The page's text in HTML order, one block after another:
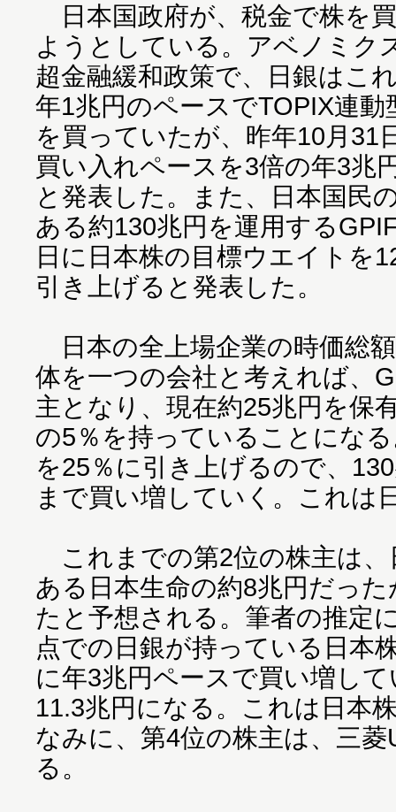
日本国政府が、税金で株を
ようとしている。アベノミク
超金融緩和政策で、日銀はこ
年1兆円のペースでTOPIX連動
を買っていたが、昨年10月31
買い入れペースを3倍の年3兆
と発表した。また、日本国民
ある約130兆円を運用する
日に日本株の目標ウエイトを
引き上げると発表した。
日本の全上場企業の時価総
体を一つの会社と考えれば、
主となり、現在約25兆円を保
の5％を持っていることにな
を25％に引き上げるので、
まで買い増していく。これは
これまでの第2位の株主は、
ある日本生命の約8兆円だっ
たと予想される。筆者の推定
点での日銀が持っている日本
に年3兆円ペースで買い増し
11.3兆円になる。これは日本
なみに、第4位の株主は、三
る。